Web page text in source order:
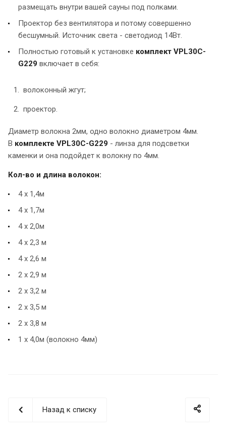
размещать внутри вашей сауны под полками.
Проектор без вентилятора и потому совершенно
бесшумный. Источник света - светодиод 14Вт.
Полностью готовый к установке комплект VPL30C-
G229 включает в себя:
волоконный жгут;
проектор.
Диаметр волокна 2мм, одно волокно диаметром 4мм.
В комплекте VPL30C-G229 - линза для подсветки
каменки и она подойдет к волокну по 4мм.
Кол-во и длина волокон:
4 х 1,4м
4 х 1,7м
4 х 2,0м
4 х 2,3 м
4 х 2,6 м
2 х 2,9 м
2 х 3,2 м
2 х 3,5 м
2 х 3,8 м
1 х 4,0м (волокно 4мм)
Назад к списку